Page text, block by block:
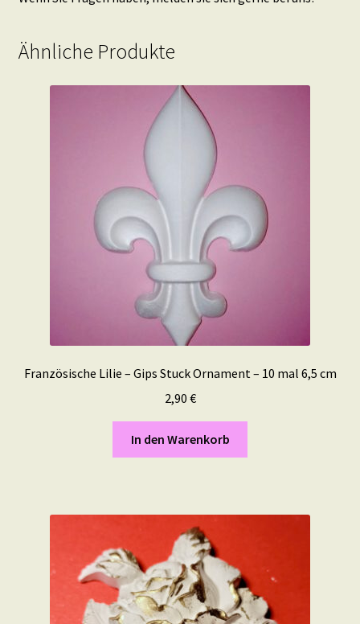
Ähnliche Produkte
Französische Lilie – Gips Stuck Ornament – 10 mal 6,5 cm
2,90 €
In den Warenkorb